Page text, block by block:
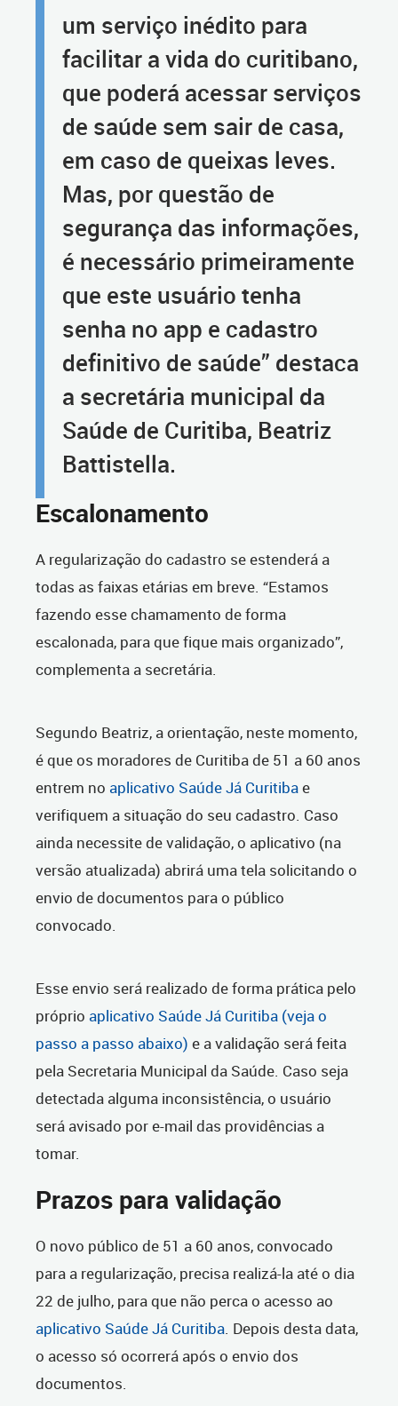
um serviço inédito para
facilitar a vida do curitibano,
que poderá acessar serviços
de saúde sem sair de casa,
em caso de queixas leves.
Mas, por questão de
segurança das informações,
é necessário primeiramente
que este usuário tenha
senha no app e cadastro
definitivo de saúde” destaca
a secretária municipal da
Saúde de Curitiba, Beatriz
Battistella.
Escalonamento
A regularização do cadastro se estenderá a
todas as faixas etárias em breve. “Estamos
fazendo esse chamamento de forma
escalonada, para que fique mais organizado”,
complementa a secretária.
Segundo Beatriz, a orientação, neste momento,
é que os moradores de Curitiba de 51 a 60 anos
entrem no aplicativo Saúde Já Curitibae
verifiquem a situação do seu cadastro. Caso
ainda necessite de validação, o aplicativo (na
versão atualizada) abrirá uma tela solicitando o
envio de documentos para o público
convocado.
Esse envio será realizado de forma prática pelo
próprio aplicativo Saúde Já Curitiba (veja o
passo a passo abaixo) e a validação será feita
pela Secretaria Municipal da Saúde. Caso seja
detectada alguma inconsistência, o usuário
será avisado por e-mail das providências a
tomar.
Prazos para validação
O novo público de 51 a 60 anos, convocado
para a regularização, precisa realizá-la até o dia
22 de julho, para que não perca o acesso ao
aplicativo Saúde Já Curitiba. Depois desta data,
o acesso só ocorrerá após o envio dos
documentos.